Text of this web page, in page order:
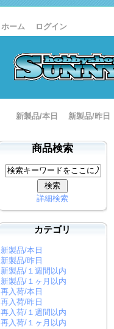
ホーム ログイン
新製品/本日 新製品/昨日
商品検索
詳細検索
カテゴリ
新製品/本日
新製品/昨日
新製品/１週間以内
新製品/１ヶ月以内
再入荷/本日
再入荷/昨日
再入荷/１週間以内
再入荷/１ヶ月以内